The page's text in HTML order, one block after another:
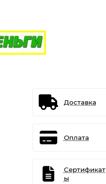
Доставка
Оплата
Сертификат
ы